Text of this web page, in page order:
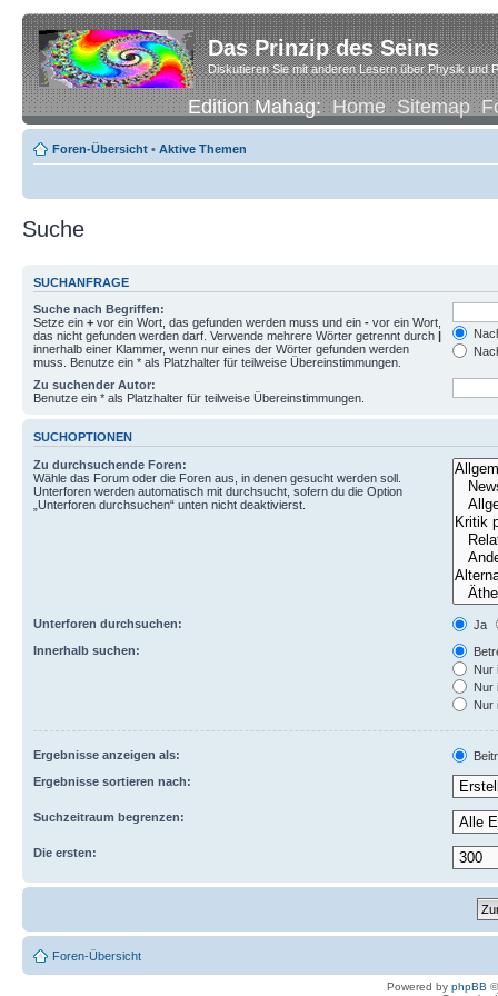
Das Prinzip des Seins
Diskutieren Sie mit anderen Lesern über Physik und
Edition Mahag:Home Sitemap
Foren-Übersicht • Aktive Themen
Suche
SUCHANFRAGE
Suche nach Begriffen:
Setze ein + vor ein Wort, das gefunden werden muss und ein - vor ein Wort,
das nicht gefunden werden darf. Verwende mehrere Wörter getrennt durch |
innerhalb einer Klammer, wenn nur eines der Wörter gefunden werden
muss. Benutze ein * als Platzhalter für teilweise Übereinstimmungen.
Zu suchender Autor:
Benutze ein * als Platzhalter für teilweise Übereinstimmungen.
SUCHOPTIONEN
Zu durchsuchende Foren:
Wähle das Forum oder die Foren aus, in denen gesucht werden soll.
Unterforen werden automatisch mit durchsucht, sofern du die Option
„Unterforen durchsuchen“ unten nicht deaktivierst.
Unterforen durchsuchen:
Ja
Innerhalb suchen:
Nur
Nur
Nur
Ergebnisse anzeigen als:
Ergebnisse sortieren nach:
Suchzeitraum begrenzen:
Die ersten:
Foren-Übersicht
Powered by phpBB